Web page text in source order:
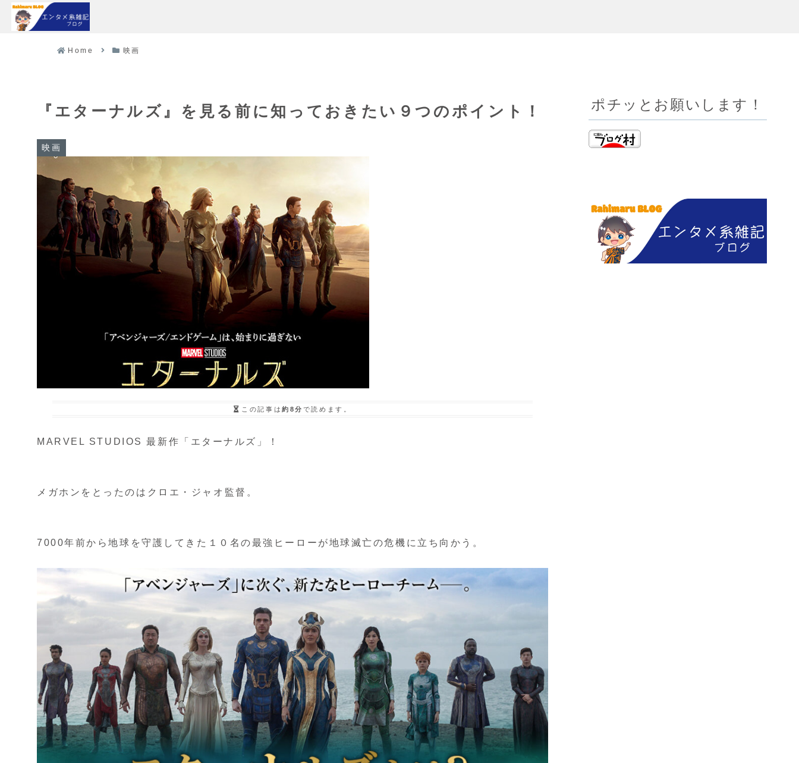
Home 映画
『エターナルズ』を見る前に知っておきたい９つのポイント！
映画
この記事は約8分 で読めます。
MARVEL STUDIOS 最新作「エターナルズ」！
メガホンをとったのはクロエ・ジャオ監督。
7000年前から地球を守護してきた１０名の最強ヒーローが地球滅亡の危機に立ち向かう。
ポチッとお願いします！